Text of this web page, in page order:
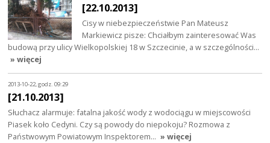
[22.10.2013]
Cisy w niebezpieczeństwie Pan Mateusz
Markiewicz pisze: Chciałbym zainteresować Was
budową przy ulicy Wielkopolskiej 18 w Szczecinie, a w szczególności…
» więcej
2013-10-22, godz. 09:29
[21.10.2013]
Słuchacz alarmuje: fatalna jakość wody z wodociągu w miejscowości
Piasek koło Cedyni. Czy są powody do niepokoju? Rozmowa z
Państwowym Powiatowym Inspektorem… » więcej